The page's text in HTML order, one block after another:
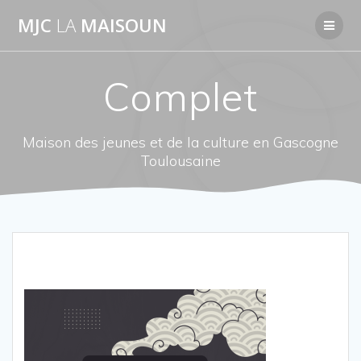
MJC LA MAISOUN
Complet
Maison des jeunes et de la culture en Gascogne
Toulousaine